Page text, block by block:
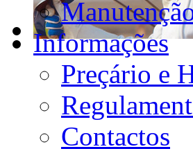
Informações
Preçário e
Contactos